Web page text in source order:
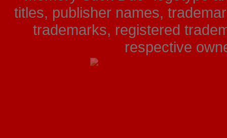
titles, publisher names,
trademarks, registered
respective